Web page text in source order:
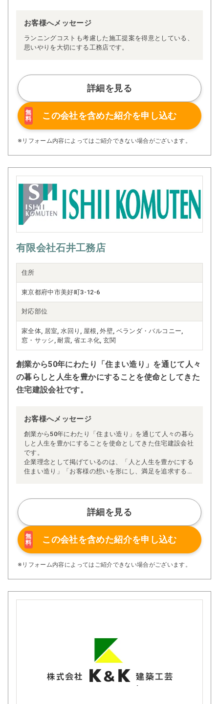
お客様へメッセージ
ランニングコストも考慮した施工提案を得意としている、
思いやりを大切にする工務店です。
詳細を見る
無
料
この会社を含めた紹介を申し込む
※リフォーム内容によってはご紹介できない場合がございます。
有限会社石井工務店
住所
東京都府中市美好町3-12-6
対応部位
家全体, 居室, 水回り, 屋根, 外壁, ベランダ・バルコニー,
窓・サッシ, 耐震, 省エネ化, 玄関
創業から50年にわたり「住まい造り」を通じて人々
の暮らしと人生を豊かにすることを使命としてきた
住宅建設会社です。
お客様へメッセージ
創業から50年にわたり「住まい造り」を通じて人々の暮ら
しと人生を豊かにすることを使命としてきた住宅建設会社
です。
企業理念として掲げているのは、「人と人生を豊かにする
住まい造り」「お客様の想いを形にし、満足を追求する姿
けでなく、関わるすべてのプロセスに反映されており、単
なる建築ではなく「暮らしの価値を創造する」ことを目指
性能面でも非常に高い品質を誇ります。すべての住宅は長
期優良住宅仕様で、断熱等性能等級6を取得。
外皮平均熱貫流率（Ua値）0.46という優れた断熱性能に
より、夏は涼しく冬は暖かい快適な住環境を実現していま
す。
付きで、安全性に対する信頼性も明確に示しています。
詳細を見る
無
料
この会社を含めた紹介を申し込む
※リフォーム内容によってはご紹介できない場合がございます。